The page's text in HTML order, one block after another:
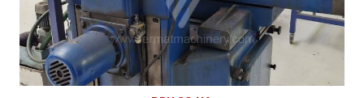
Max. Schleifbreite
200 mm
Max. Werkstückhöhe
300 mm
Spindellagerschleifmaschinen
Aufspanntischfläche
200 x 630 mm
Max. Werkstückgewicht
180 kg
Max. Schleifscheibedurchmesser 130 mm